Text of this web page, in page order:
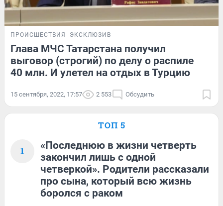
ПРОИСШЕСТВИЯ ЭКСКЛЮЗИВ
Глава МЧС Татарстана получил
выговор (строгий) по делу о распиле
40 млн. И улетел на отдых в Турцию
15 сентября, 2022, 17:57 2 553 Обсудить
ТОП 5
1
«Последнюю в жизни четверть
закончил лишь с одной
четверкой». Родители рассказали
про сына, который всю жизнь
боролся с раком